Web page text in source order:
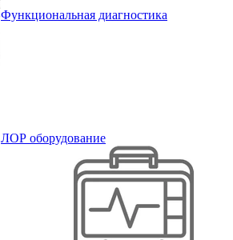
Функциональная диагностика
ЛОР оборудование